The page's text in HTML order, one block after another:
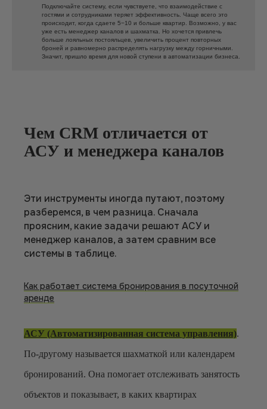
Подключайте систему, если чувствуете, что взаимодействие с
гостями и сотрудниками теряет эффективность. Чаще всего это
происходит, когда сдаете 5−10 и больше квартир. Возможно, у вас
уже есть менеджер каналов и шахматка. Но хочется привлечь
больше лояльных постояльцев, увеличить процент повторных
броней и равномерно распределять нагрузку между горничными.
Значит, пришло время для новой ступени в автоматизации бизнеса.
Чем CRM отличается от
АСУ и менеджера каналов
Эти инструменты иногда путают, поэтому
разберемся, в чем разница. Сначала
проясним, какие задачи решают АСУ и
менеджер каналов, а затем сравним все
системы в таблице.
Как работает система бронирования в посуточной
аренде
АСУ (Автоматизированная система управления).
По-другому называется шахматкой или календарем
бронирований. Она помогает отслеживать занятость
объектов и показывает, в каких квартирах